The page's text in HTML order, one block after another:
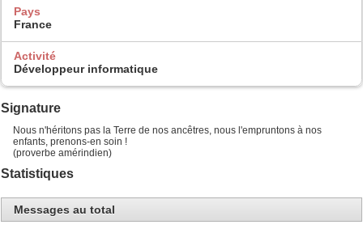
Pays
France
Activité
Développeur informatique
Signature
Nous n'héritons pas la Terre de nos ancêtres, nous l'empruntons à nos
enfants, prenons-en soin !
(proverbe amérindien)
Statistiques
Messages au total